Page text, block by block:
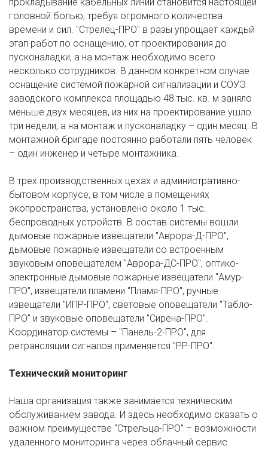
головной болью, требуя огромного количества
времени и сил. "Стрелец-ПРО" в разы упрощает каждый
этап работ по оснащению, от проектирования до
пусконаладки, а на монтаж необходимо всего
несколько сотрудников. В данном конкретном случае
оснащение системой пожарной сигнализации и СОУЭ
заводского комплекса площадью 48 тыс. кв. м заняло
меньше двух месяцев, из них на проектирование ушло
три недели, а на монтаж и пусконаладку – один месяц. В
монтажной бригаде постоянно работали пять человек
– один инженер и четыре монтажника.
В трех производственных цехах и административно-
бытовом корпусе, в том числе в помещениях
экопространства, установлено около 1 тыс.
беспроводных устройств. В состав системы вошли
дымовые пожарные извещатели "Аврора-Д-ПРО",
дымовые пожарные извещатели со встроенным
звуковым оповещателем "Аврора-ДС-ПРО", оптико-
электронные дымовые пожарные извещатели "Амур-
ПРО", извещатели пламени "Пламя-ПРО", ручные
извещатели "ИПР-ПРО", световые оповещатели "Табло-
ПРО" и звуковые оповещатели "Сирена-ПРО".
Координатор системы – "Панель-2-ПРО", для
ретрансляции сигналов применяется "РР-ПРО".
Технический мониторинг
Наша организация также занимается техническим
обслуживанием завода. И здесь необходимо сказать о
важном преимуществе "Стрельца-ПРО" – возможности
удаленного мониторинга через облачный сервис